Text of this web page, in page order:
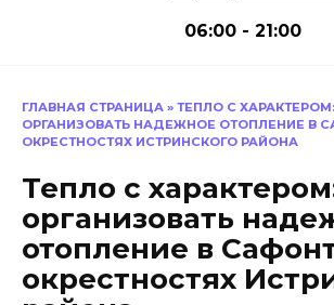
06:00 - 21:00
ГЛАВНАЯ СТРАНИЦА » ТЕПЛО С
ОРГАНИЗОВАТЬ НАДЕЖНОЕ ОТОПЛЕНИЕ В
ОКРЕСТНОСТЯХ ИСТРИНСКОГО РАЙОНА
Тепло с
организовать
отопление в
окрестностях